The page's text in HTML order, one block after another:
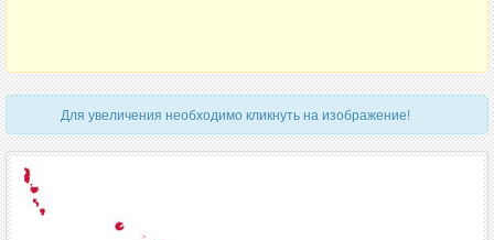
Для увеличения необходимо кликнуть на изображение!